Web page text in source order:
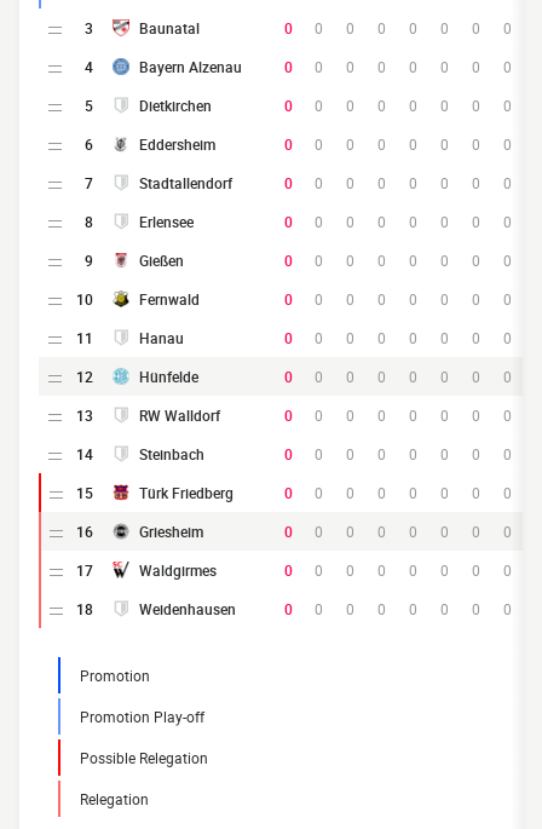
3
Baunatal 0 0 0 0 0 0 0
0
4
Bayern Alzenau 0 0 0 0 0 0 0
0
5
Dietkirchen 0 0 0 0 0 0 0
0
6
Eddersheim 0 0 0 0 0 0 0
0
7
Stadtallendorf 0 0 0 0 0 0 0
0
8
Erlensee 0 0 0 0 0 0 0
0
9
Gießen 0 0 0 0 0 0 0
0
10
Fernwald 0 0 0 0 0 0 0
0
11
Hanau 0 0 0 0 0 0 0
0
12
Hünfelde 0 0 0 0 0 0 0
0
13
RW Walldorf 0 0 0 0 0 0 0
0
14
Steinbach 0 0 0 0 0 0 0
0
15
Türk Friedberg 0 0 0 0 0 0 0
0
16
Griesheim 0 0 0 0 0 0 0
0
17
Waldgirmes 0 0 0 0 0 0 0
0
18
Weidenhausen 0 0 0 0 0 0 0 0
Promotion
Promotion Play-off
Possible Relegation
Relegation